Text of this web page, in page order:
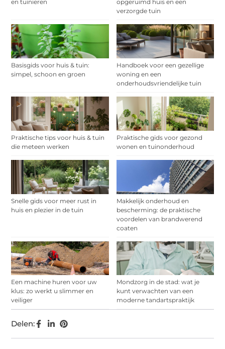
en tuinieren
opgeruimd huis en een
verzorgde tuin
Basisgids voor huis & tuin:
simpel, schoon en groen
Handboek voor een gezellige
woning en een
onderhoudsvriendelijke tuin
Praktische tips voor huis & tuin
die meteen werken
Praktische gids voor gezond
wonen en tuinonderhoud
Snelle gids voor meer rust in
huis en plezier in de tuin
Makkelijk onderhoud en
bescherming: de praktische
voordelen van brandwerend
coaten
Een machine huren voor uw
klus: zo werkt u slimmer en
veiliger
Mondzorg in de stad: wat je
kunt verwachten van een
moderne tandartspraktijk
Delen: